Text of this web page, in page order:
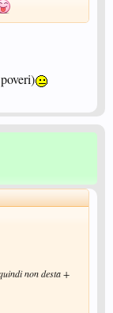
non desta +